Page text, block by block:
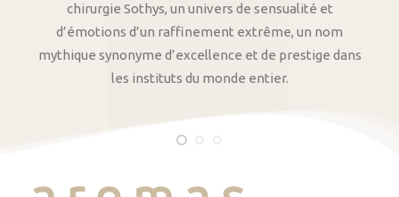
chirurgie Sothys, un univers de sensualité et
d’émotions d’un raffinement extrême, un nom
mythique synonyme d’excellence et de prestige dans
les instituts du monde entier.